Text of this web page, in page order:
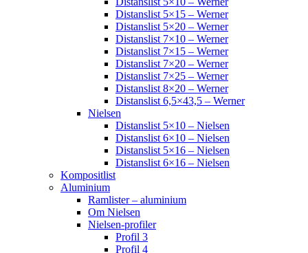
Distanslist 5×15 – Werner
Distanslist 5×20 – Werner
Distanslist 7×10 – Werner
Distanslist 7×15 – Werner
Distanslist 7×20 – Werner
Distanslist 7×25 – Werner
Distanslist 8×20 – Werner
Distanslist 6,5×43,5 – Werner
Nielsen
Distanslist 5×10 – Nielsen
Distanslist 6×10 – Nielsen
Distanslist 5×16 – Nielsen
Distanslist 6×16 – Nielsen
Kompositlist
Aluminium
Ramlister – aluminium
Om Nielsen
Nielsen-profiler
Profil 3
Profil 4